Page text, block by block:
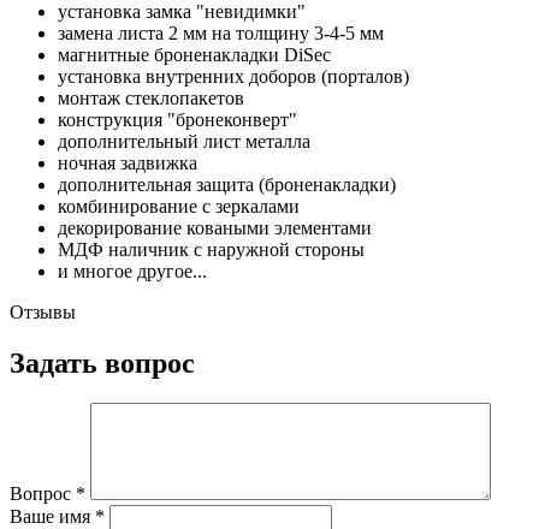
установка замка "невидимки"
замена листа 2 мм на толщину 3-4-5 мм
магнитные броненакладки DiSec
установка внутренних доборов (порталов)
монтаж стеклопакетов
конструкция "бронеконверт"
дополнительный лист металла
ночная задвижка
дополнительная защита (броненакладки)
комбинирование с зеркалами
декорирование коваными элементами
МДФ наличник с наружной стороны
и многое другое...
Отзывы
Задать вопрос
Вопрос *
Ваше имя *